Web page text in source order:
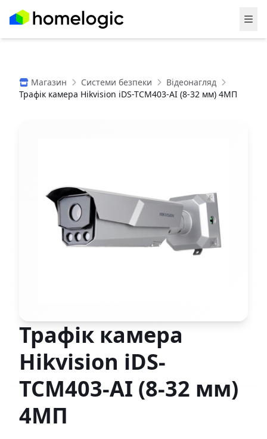
Магазин Системи безпеки
Відеонагляд
Трафік камера Hikvision iDS-TCM403-AI (8-32 мм) 4МП
Трафік камера
Hikvision iDS-
TCM403-AI (8-32 мм)
4МП